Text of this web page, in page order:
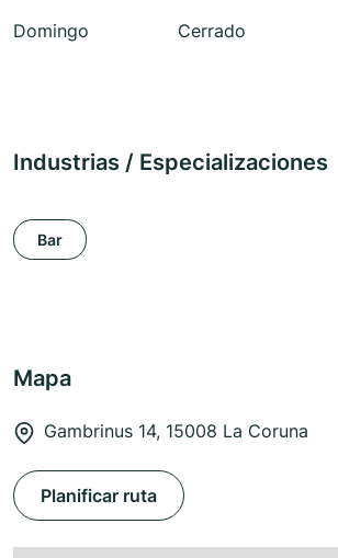
Domingo
Cerrado
Industrias / Especializaciones
Bar
Mapa
Gambrinus 14, 15008 La Coruna
Planificar ruta